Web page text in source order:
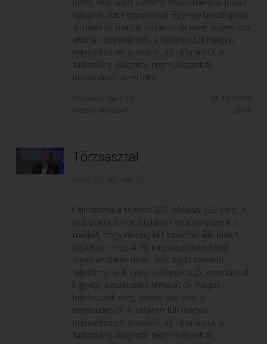
ülnek, akik saját szellemi teljesítményük jogán
váltanak szót egymással. Egy-egy beszélgetés
témáját ők maguk határozzák meg, legyen szó
akár a népesedésről, a határon túli magyar
nemzetrészek sorsáról, az oktatásról, a
tudomány dolgairól, népművészetről,
irodalomról, az értelmi...
Csatorna: Duna TV
Hossz: 00:52:47
ID: 1916378
2014
Törzsasztal
2014. 06. 29. - 09:10
Feliratozva a teletext 333. oldalán. (56 perc) A
mai politikai élet általában arra kényszeríti a
médiát, hogy mindig két szembenálló oldalt
szólítson meg. A mi törzsasztalunk körül
olyan emberek ülnek, akik saját szellemi
teljesítményük jogán váltanak szót egymással.
Egy-egy beszélgetés témáját ők maguk
határozzák meg, legyen szó akár a
népesedésről, a határon túli magyar
nemzetrészek sorsáról, az oktatásról, a
tudomány dolgairól, népművészetről,